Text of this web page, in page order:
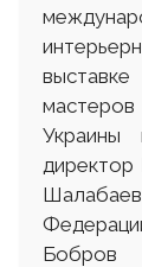
Украины
Бобров